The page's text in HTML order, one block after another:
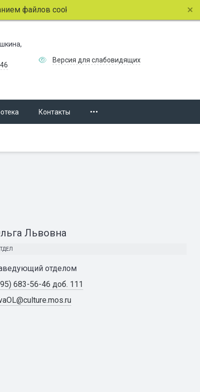
файлов cookie.Подробнее.
Версия для слабовидящих
Контакты
Львовна
отделом
683-56-46 доб. 111